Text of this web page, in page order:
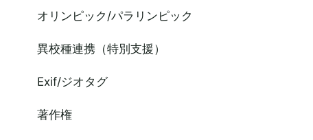
オリンピック/パラリンピック
異校種連携（特別支援）
Exif/ジオタグ
著作権